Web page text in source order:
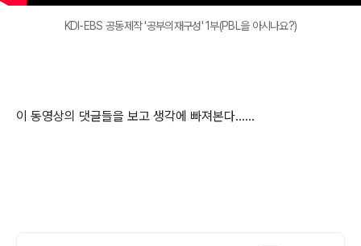
KDI-EBS 공동제작 '공부의재구성' 1부(PBL을 아시나요?)
이 동영상의 댓글들을 보고 생각에 빠져본다......